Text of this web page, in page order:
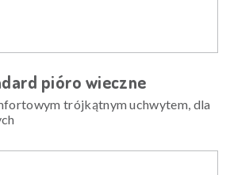
pióro wieczne
trójkątnym uchwytem, dla